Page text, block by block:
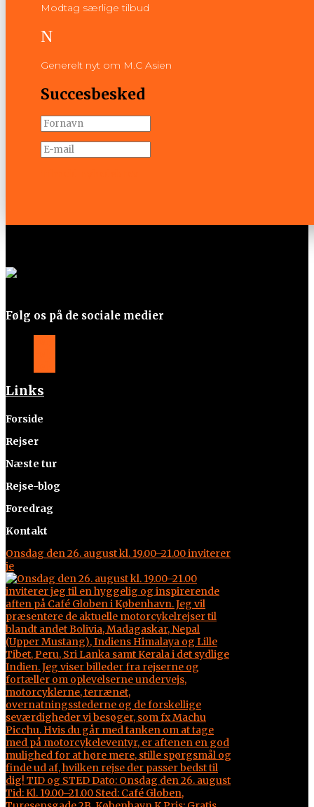
Modtag særlige tilbud
N
Generelt nyt om M.C Asien
Succesbesked
Følg os på de sociale medier
Links
Forside
Rejser
Næste tur
Rejse-blog
Foredrag
Kontakt
Onsdag den 26. august kl. 19.00–21.00 inviterer
je